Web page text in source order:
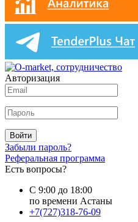
Авторизация
Войти
Забыли пароль?
Реферальная программа
Есть вопросы?
С 9:00 до 18:00
по времени Астаны
+7(727)318-76-09